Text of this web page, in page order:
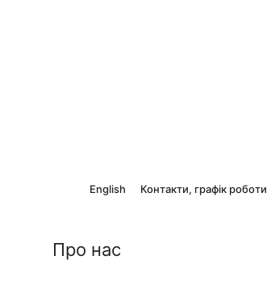
English Контакти, графік роботи
Про нас